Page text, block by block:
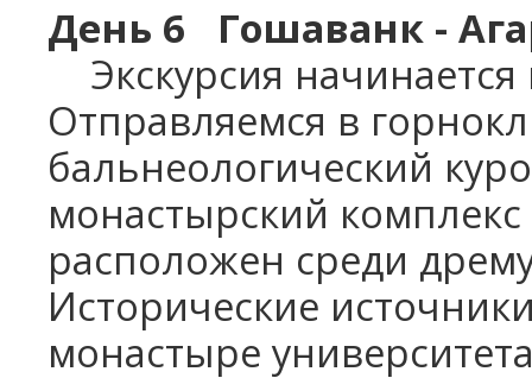
День 6 Гошаванк -
Экскурсия
Отправляемся в
бальнеологический
монастырский
расположен среди
Исторические
монастыре